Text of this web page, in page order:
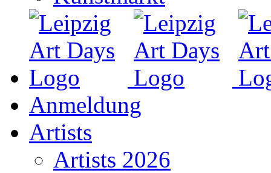
Anmeldung
Artists
Artists 2026